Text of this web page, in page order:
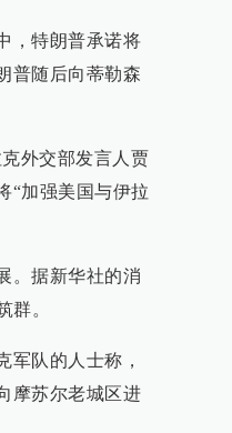
，特朗普承诺将
普随后向蒂勒森
外交部发言人贾
“加强美国与伊拉
。据新华社的消
群。
军队的人士称，
摩苏尔老城区进